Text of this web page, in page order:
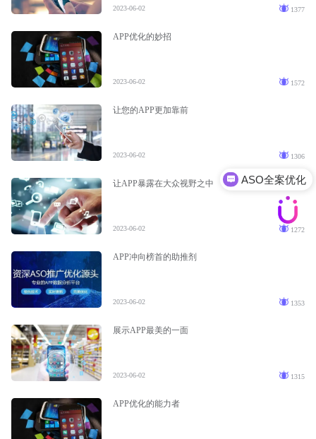
2023-06-02 1377
APP优化的妙招
2023-06-02 1572
让您的APP更加靠前
2023-06-02 1306
让APP暴露在大众视野之中
2023-06-02 1272
APP冲向榜首的助推剂
2023-06-02 1353
展示APP最美的一面
2023-06-02 1315
APP优化的能力者
ASO全案优化